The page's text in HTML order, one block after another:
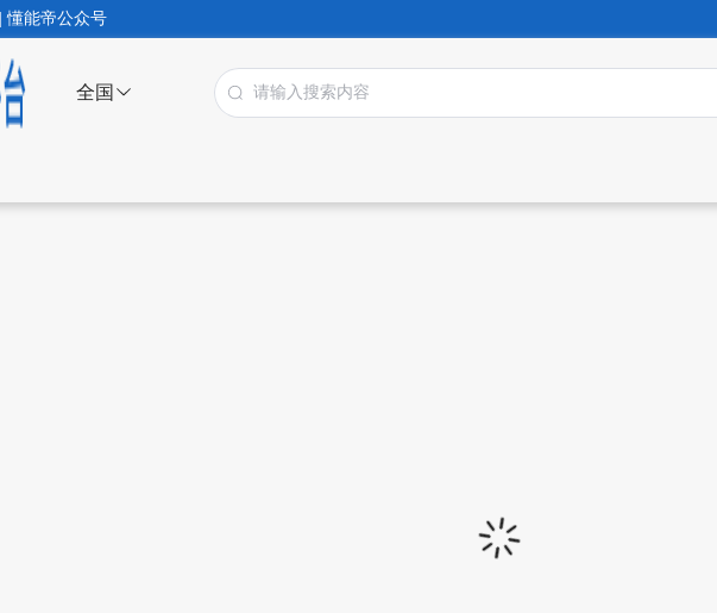
懂能帝公众号
全国